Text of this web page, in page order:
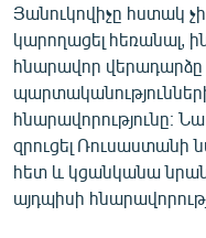
Յանուկովիչը հստակ
կարողացել հեռանալ,
հնարավոր
հնարավորությունը։
զրուցել Ռուսաստանի
հետ և կցանկանա
այդպիսի